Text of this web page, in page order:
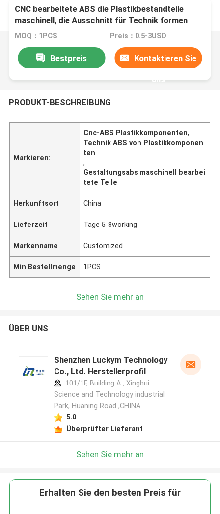
CNC bearbeitete ABS die Plastikbestandteile
maschinell, die Ausschnitt für Technik formen
MOQ：1PCS Preis：0.5-3USD
Bestpreis Kontaktieren Sie
uns
PRODUKT-BESCHREIBUNG
Markieren:
Cnc-ABS Plastikkomponenten,
Technik ABS von Plastikkomponen
ten
,
Gestaltungsabs maschinell bearbei
tete Teile
Herkunftsort China
Lieferzeit Tage 5-8working
Markenname Customized
Min Bestellmenge 1PCS
Sehen Sie mehr an
ÜBER UNS
Shenzhen Luckym Technology
Co., Ltd. Herstellerprofil
101/1F, Building A , Xinghui
Science and Technology industrial
Park, Huaning Road ,CHINA
5.0
Überprüfter Lieferant
Sehen Sie mehr an
Erhalten Sie den besten Preis für